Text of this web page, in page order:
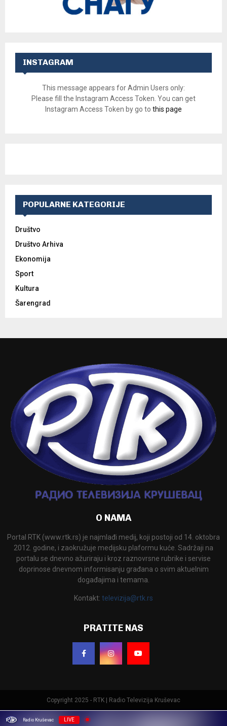
INSTAGRAM
This message appears for Admin Users only:
Please fill the Instagram Access Token. You can get
Instagram Access Token by go to this page
POPULARNE KATEGORIJE
Društvo
Društvo Arhiva
Ekonomija
Sport
Kultura
Šarengrad
O NAMA
Portal RTK (www.rtk.rs) je najmlađi medij, koji postoji od 14. oktobra
2012. godine, i zaokružuje medijsku plaformu kuće. Sadržaji na
portalu se dnevno ažuriraju i kroz raznovrsne rubrike i servise
doprinose dnevnom informisanju građana o svim aktuelnim
događajima i temama.
Kontakt: televizija@rtk.rs
PRATITE NAS
Copyright 2025 - RTK | Radio Televizija Kruševac
Radio Kruševac LIVE